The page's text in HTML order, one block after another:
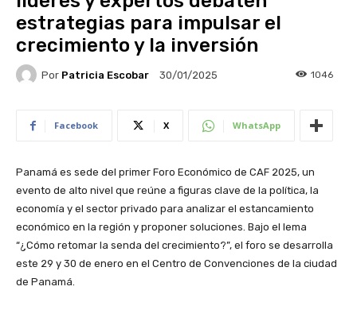
estrategias para impulsar el
crecimiento y la inversión
Por Patricia Escobar 30/01/2025 1046
Facebook X WhatsApp
Panamá es sede del primer Foro Económico de CAF 2025, un
evento de alto nivel que reúne a figuras clave de la política, la
economía y el sector privado para analizar el estancamiento
económico en la región y proponer soluciones. Bajo el lema
“¿Cómo retomar la senda del crecimiento?”, el foro se desarrolla
este 29 y 30 de enero en el Centro de Convenciones de la ciudad
de Panamá.